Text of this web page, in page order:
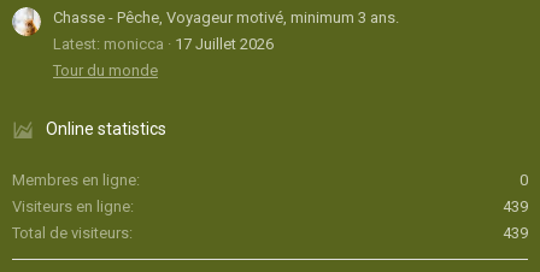
Chasse - Pêche, Voyageur motivé, minimum 3 ans.
Latest: monicca
17 Juillet 2026
Tour du monde
Online statistics
Membres en ligne
0
Visiteurs en ligne
439
Total de visiteurs
439